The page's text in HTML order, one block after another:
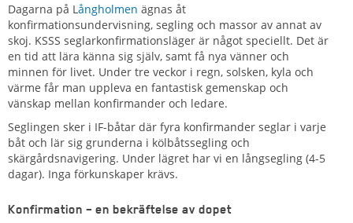
Dagarna på L ångholmen ägnas åt
konfirmationsundervisning, segling och massor av annat av
skoj. KSSS seglarkonfirmationsläger är något speciellt. Det är
en tid att lära känna sig själv, samt få nya vänner och
minnen för livet. Under tre veckor i regn, solsken, kyla och
värme får man uppleva en fantastisk gemenskap och
vänskap mellan konfirmander och ledare.
Seglingen sker i IF-båtar där fyra konfirmander seglar i varje
båt och lär sig grunderna i kölbåtssegling och
skärgårdsnavigering. Under lägret har vi en långsegling (4-5
dagar). Inga förkunskaper krävs.
Konfirmation – en bekräftelse av dopet